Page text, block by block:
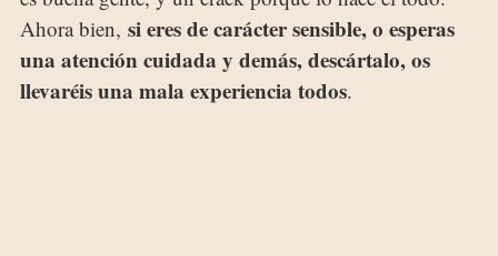
Ahora bien, si eres de carácter sensible, o esperas
una atención cuidada y demás, descártalo, os
llevaréis una mala experiencia todos.